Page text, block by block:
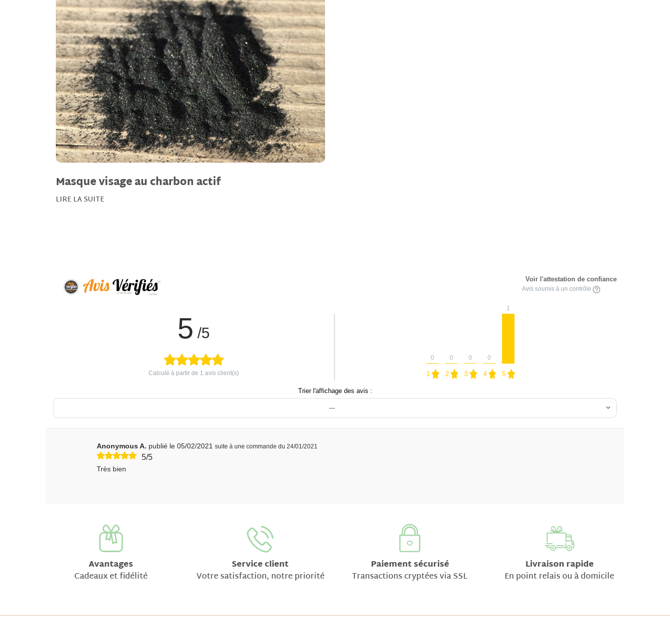
Masque visage au charbon actif
LIRE LA SUITE
Voir l'attestation de confiance
Avis soumis à un contrôle
5 /5
Calculé à partir de 1 avis client(s) 1
0
2
0
3
0
4
0
5
1
Trier l'affichage des avis :
---
Anonymous A. publié le 05/02/2021 suite à une commande du 24/01/2021
5/5
Très bien
Avantages
Cadeaux et fidélité
Service client
Votre satisfaction, notre priorité
Paiement sécurisé
Transactions cryptées via SSL
Livraison rapide
En point relais ou à domicile